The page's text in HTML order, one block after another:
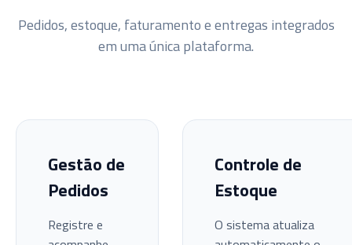
Pedidos, estoque, faturamento e entregas integrados
em uma única plataforma.
Gestão de
Pedidos
Registre e
Controle de
Estoque
O sistema atualiza